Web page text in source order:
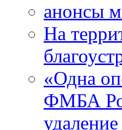
анонсы
На
«Одна
ФМБА